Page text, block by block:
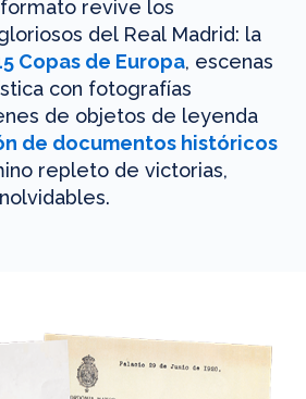
revive los
del Real Madrid: la
Copas de Europa, escenas
con fotografías
de objetos de leyenda
de documentos históricos
repleto de victorias,